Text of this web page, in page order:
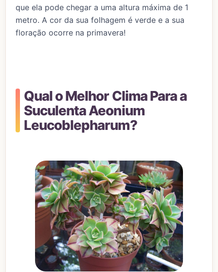
que ela pode chegar a uma altura máxima de 1
metro. A cor da sua folhagem é verde e a sua
floração ocorre na primavera!
Qual o Melhor Clima Para a
Suculenta Aeonium
Leucoblepharum?